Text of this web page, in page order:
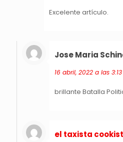
Excelente artículo.
Jose Maria
16 abril, 2022 a las
brillante Batalla
el taxista